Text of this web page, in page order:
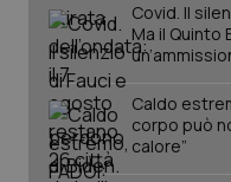
Covid. Il
Ma il Quinto
Caldo
corpo può
calore”